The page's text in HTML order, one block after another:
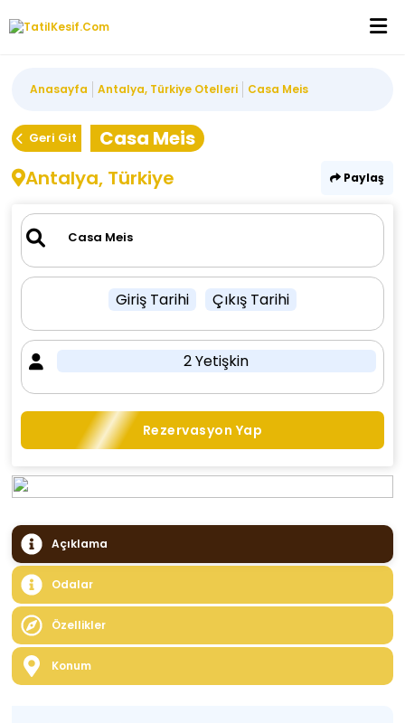
Anasayfa Antalya, Türkiye Otelleri Casa Meis
Geri Git
Casa Meis
Antalya, Türkiye
Paylaş
Giriş Tarihi Çıkış Tarihi
2 Yetişkin
Rezervasyon Yap
Açıklama
Odalar
Özellikler
Konum